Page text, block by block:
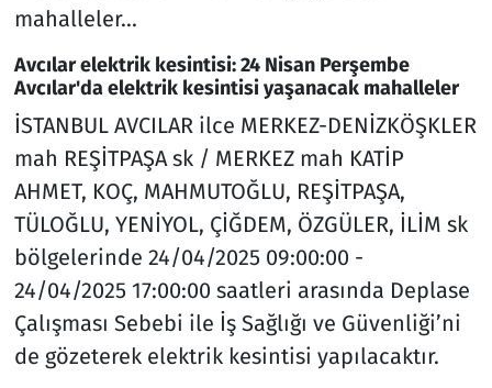
mahalleler...
Avcılar elektrik kesintisi: 24 Nisan Perşembe
Avcılar'da elektrik kesintisi yaşanacak mahalleler
İSTANBUL AVCILAR ilce MERKEZ-DENİZKÖŞKLER
mah REŞİTPAŞA sk / MERKEZ mah KATİP
AHMET, KOÇ, MAHMUTOĞLU, REŞİTPAŞA,
TÜLOĞLU, YENİYOL, ÇİĞDEM, ÖZGÜLER, İLİM sk
bölgelerinde 24/04/2025 09:00:00 -
24/04/2025 17:00:00 saatleri arasında Deplase
Çalışması Sebebi ile İş Sağlığı ve Güvenliği’ni
de gözeterek elektrik kesintisi yapılacaktır.